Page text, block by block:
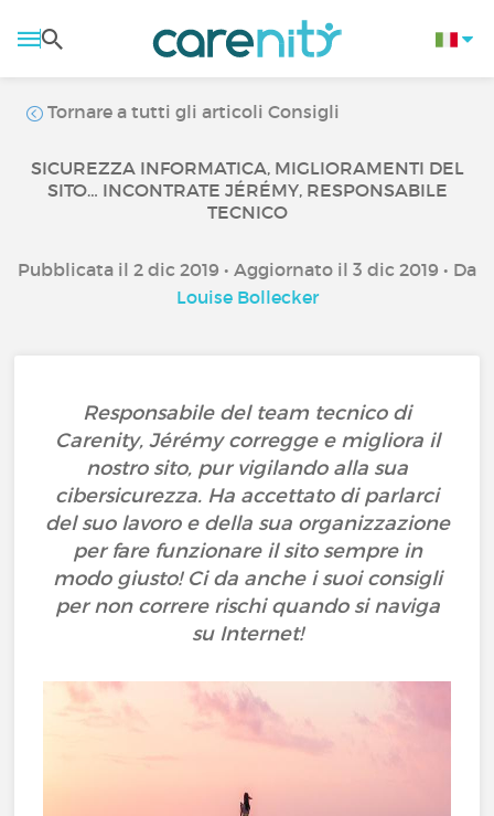
Tornare a tutti gli articoli Consigli
SICUREZZA INFORMATICA, MIGLIORAMENTI DEL
SITO… INCONTRATE JÉRÉMY, RESPONSABILE
TECNICO
Pubblicata il 2 dic 2019 • Aggiornato il 3 dic 2019 • Da
Louise Bollecker
Responsabile del team tecnico di
Carenity, Jérémy corregge e migliora il
nostro sito, pur vigilando alla sua
cibersicurezza. Ha accettato di parlarci
del suo lavoro e della sua organizzazione
per fare funzionare il sito sempre in
modo giusto! Ci da anche i suoi consigli
per non correre rischi quando si naviga
su Internet!